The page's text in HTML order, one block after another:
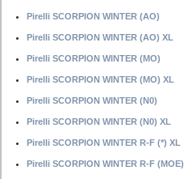
Pirelli SCORPION WINTER (AO)
Pirelli SCORPION WINTER (AO) XL
Pirelli SCORPION WINTER (MO)
Pirelli SCORPION WINTER (MO) XL
Pirelli SCORPION WINTER (N0)
Pirelli SCORPION WINTER (N0) XL
Pirelli SCORPION WINTER R-F (*) XL
Pirelli SCORPION WINTER R-F (MOE)